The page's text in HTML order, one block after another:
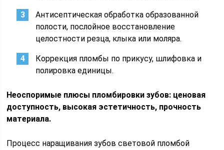
Антисептическая обработка образованной
полости, послойное восстановление
целостности резца, клыка или моляра.
Коррекция пломбы по прикусу, шлифовка и
полировка единицы.
Неоспоримые плюсы пломбировки зубов: ценовая
доступность, высокая эстетичность, прочность
материала.
Процесс наращивания зубов световой пломбой